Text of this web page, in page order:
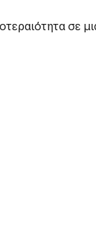
σε